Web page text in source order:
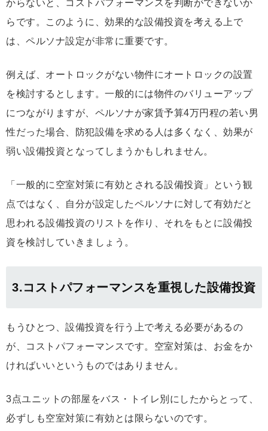
からないと、コストパフォーマンスを判断ができないか
らです。このように、効果的な設備投資を考える上で
は、ペルソナ設定が非常に重要です。
例えば、オートロックがない物件にオートロックの設置
を検討するとします。一般的には物件のバリューアップ
につながりますが、ペルソナが家賃予算4万円程の若い男
性だった場合、防犯設備を求める人は多くなく、効果が
弱い設備投資となってしまうかもしれません。
「一般的に空室対策に有効とされる設備投資」という観
点ではなく、自分が設定したペルソナに対して有効だと
思われる設備投資のリストを作り、それをもとに設備投
資を検討していきましょう。
3.コストパフォーマンスを重視した設備投資
もうひとつ、設備投資を行う上で考える必要があるの
が、コストパフォーマンスです。空室対策は、お金をか
ければいいというものではありません。
3点ユニットの部屋をバス・トイレ別にしたからとって、
必ずしも空室対策に有効とは限らないのです。